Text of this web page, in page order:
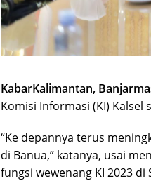
KabarKalimantan,
Komisi Informasi (KI) Kalsel
“Ke depannya terus
di Banua,” katanya, usai
fungsi wewenang KI 2023 di